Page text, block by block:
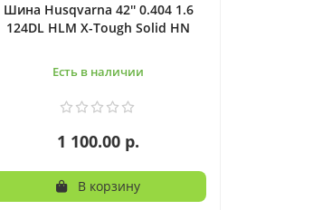
Шина Husqvarna 42'' 0.404 1.6
124DL HLM X-Tough Solid HN
Есть в наличии
1 100.00 р.
В корзину